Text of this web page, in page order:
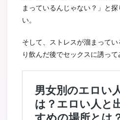
まっているんじゃない？」と
い。
そして、ストレスが溜まって
り飲んだ後でセックスに誘って